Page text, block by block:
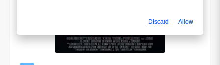
Discard Allow